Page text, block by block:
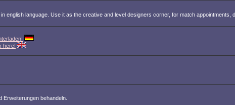
english language. Use it as the creative and level designers corner, for match appointments,
here!
behandeln.